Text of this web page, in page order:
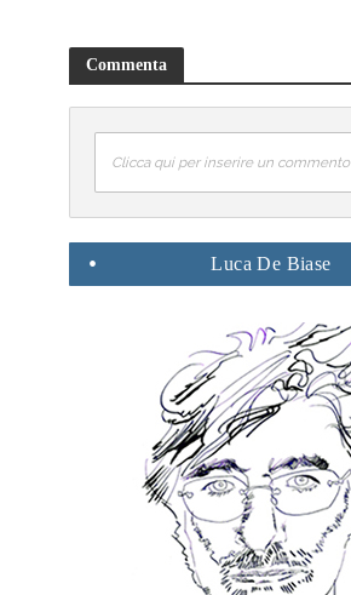
Commenta
Clicca qui per inserire un commento
Luca De Biase